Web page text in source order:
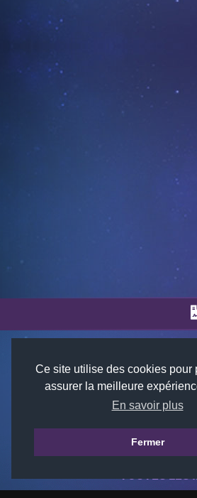
Ce site utilise des cookies pour
assurer la meilleure
En savoir plus
Fermer
© 2018-2026
SITE WEB
TOUTES LES